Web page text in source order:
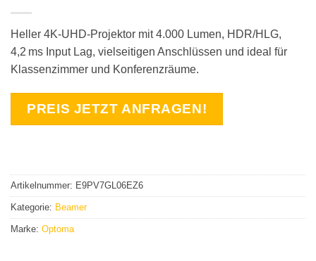
Heller 4K-UHD-Projektor mit 4.000 Lumen, HDR/HLG,
4,2 ms Input Lag, vielseitigen Anschlüssen und ideal für
Klassenzimmer und Konferenzräume.
PREIS JETZT ANFRAGEN!
Artikelnummer: E9PV7GL06EZ6
Kategorie: Beamer
Marke: Optoma